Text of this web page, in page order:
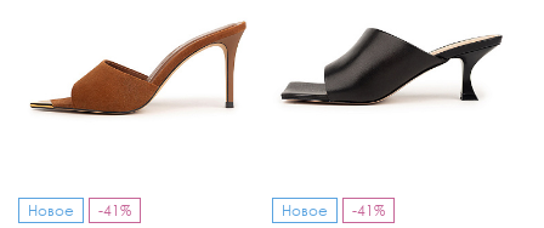
Новое -41% Новое -41%